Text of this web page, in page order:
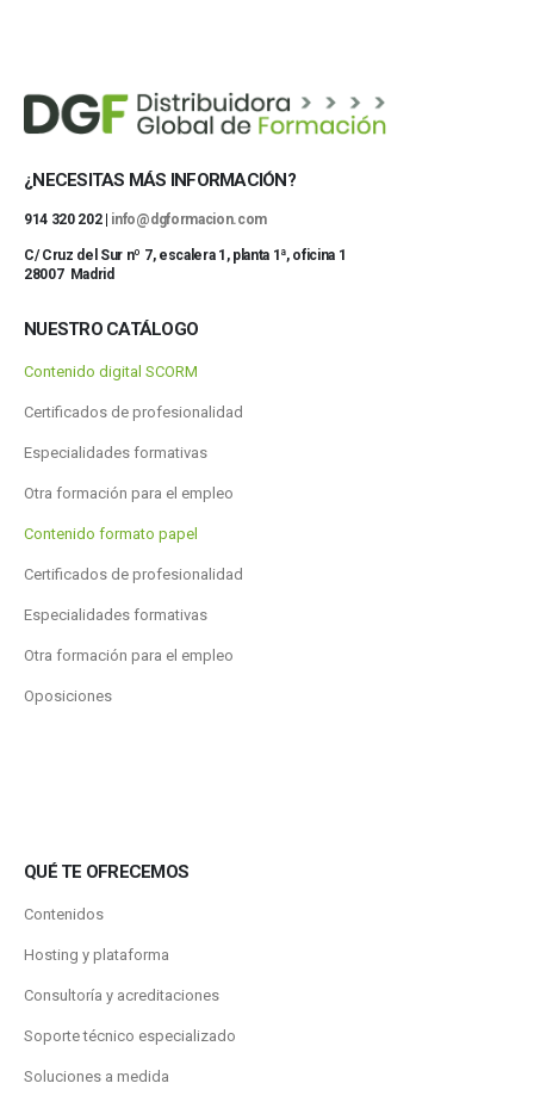
¿NECESITAS MÁS INFORMACIÓN?
914 320 202 | info@dgformacion.com
C/ Cruz del Sur nº 7, escalera 1, planta 1ª, oficina 1
28007 Madrid
NUESTRO CATÁLOGO
Contenido digital SCORM
Certificados de profesionalidad
Especialidades formativas
Otra formación para el empleo
Contenido formato papel
Certificados de profesionalidad
Especialidades formativas
Otra formación para el empleo
Oposiciones
QUÉ TE OFRECEMOS
Contenidos
Hosting y plataforma
Consultoría y acreditaciones
Soporte técnico especializado
Soluciones a medida